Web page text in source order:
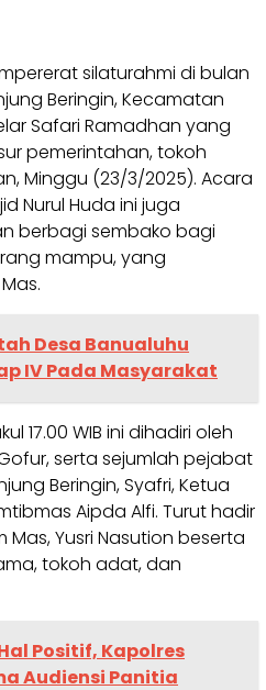
silaturahmi di bulan
Beringin, Kecamatan
Safari Ramadhan yang
pemerintahan, tokoh
Minggu (23/3/2025). Acara
Nurul Huda ini juga
berbagi sembako bagi
mampu, yang
Desa Banualuhu
IV Pada Masyarakat
17.00 WIB ini dihadiri oleh
serta sejumlah pejabat
Beringin, Syafri, Ketua
Aipda Alfi. Turut hadir
Mas, Yusri Nasution beserta
tokoh adat, dan
Positif, Kapolres
Audiensi Panitia